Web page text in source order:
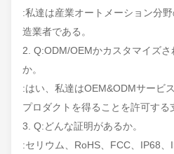
:私達は産業オートメーション分
造業者である。
2. Q:ODM/OEMかカスタマイズ
か。
:はい、私達はOEM&ODMサービ
プロダクトを得ることを許可する
3. Q:どんな証明があるか。
:セリウム、RoHS、FCC、IP68